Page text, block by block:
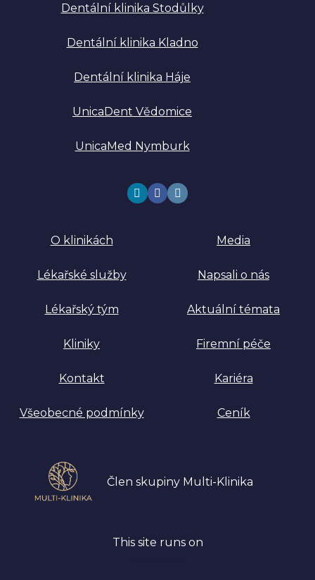
Dentální klinika Stodůlky
Dentální klinika Kladno
Dentální klinika Háje
UnicaDent Vědomice
UnicaMed Nymburk
O klinikách
Lékařské služby
Lékařský tým
Kliniky
Kontakt
Všeobecné podmínky
Media
Napsali o nás
Aktuální témata
Firemní péče
Kariéra
Ceník
Člen skupiny Multi-Klinika
This site runs on